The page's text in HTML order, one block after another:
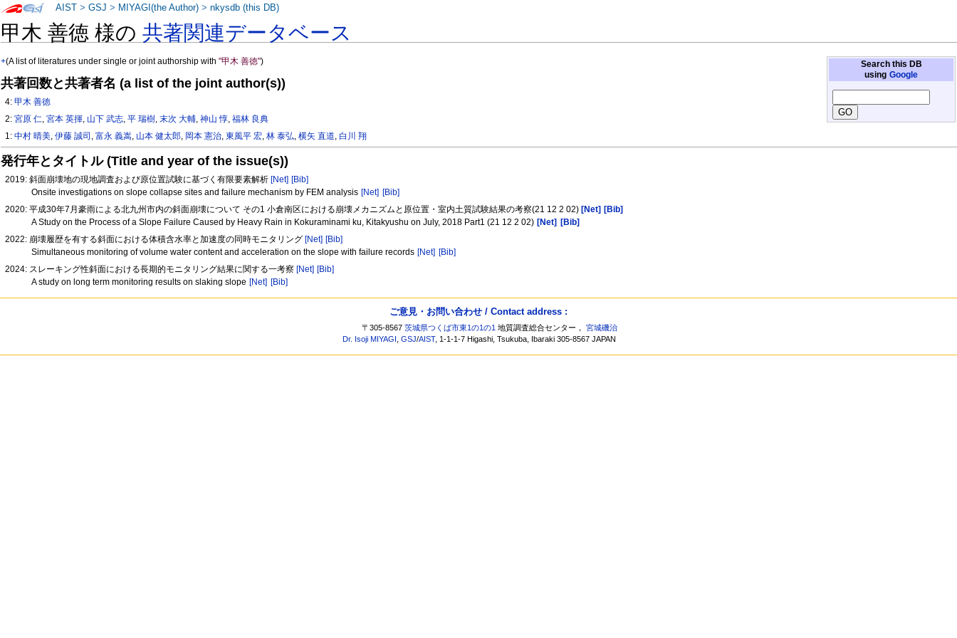
甲木 善徳 様の共著関連データベース
Search this DB
using Google
+(A list of literatures under single or joint authorship with"甲木 善徳")
共著回数と共著者名 (a list of the joint author(s))
4:甲木 善徳
2:宮原 仁,宮本 英揮, 山下 武志,平 瑞樹,末次 大輔,神山 惇,福林 良典
1:中村 晴美,伊藤 誠司 ,富永 義嵩, 山本 健太郎, 岡本 憲治,東風平 宏,林 泰弘,横矢 直道,白川 翔
発行年とタイトル (Title and year of the issue(s))
2019: 斜面崩壊地の現地調査および原位置試験に基づく有限要素解析 [Net] [Bib]
Onsite investigations on slope collapse sites and failure mechanism by FEM analysis [Net] [Bib]
2020: 平成30年7月豪雨による北九州市内の斜面崩壊について その1 小倉南区における崩壊メカニズムと原位置・室内土質試験結果の考察(21 12 2 02) [Net] [Bib]
A Study on the Process of a Slope Failure Caused by Heavy Rain in Kokuraminami ku, Kitakyushu on July, 2018 Part1 (21 12 2 02) [Net]
[Bib]
2022: 崩壊履歴を有する斜面における体積含水率と加速度の同時モニタリング [Net] [Bib]
Simultaneous monitoring of volume water content and acceleration on the slope with failure records [Net] [Bib]
2024: スレーキング性斜面における長期的モニタリング結果に関する一考察 [Net] [Bib]
A study on long term monitoring results on slaking slope [Net] [Bib]
AIST >GSJ > MIYAGI(the Author) >nkysdb (this DB)
ご意見・お問い合わせ / Contact address :
〒305-8567茨城県つくば市東1の1の1 地質調査総合センター，宮城磯治
Dr. Isoji MIYAGI
,GSJ/AIST, 1-1-1-7 Higashi, Tsukuba, Ibaraki 305-8567 JAPAN